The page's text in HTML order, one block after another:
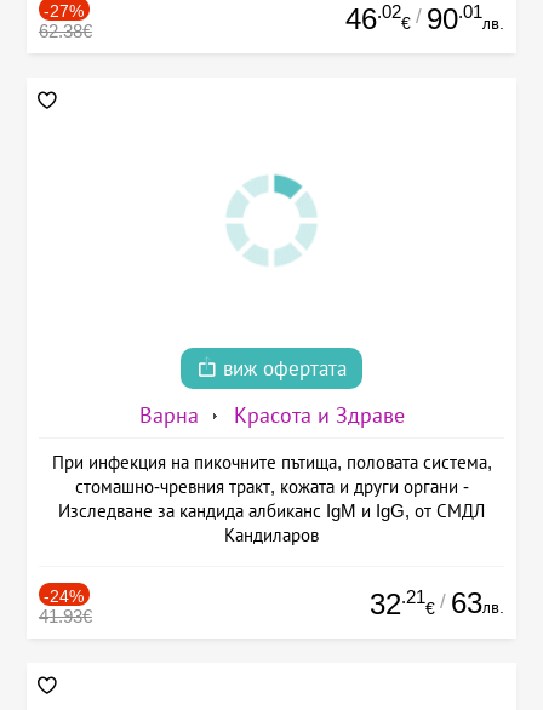
-27%
62.38€ 46.02
€ / 90.01
лв.
виж офертата
Варна Красота и Здраве
При инфекция на пикочните пътища, половата система,
стомашно-чревния тракт, кожата и други органи -
Изследване за кандида албиканс IgM и IgG, от СМДЛ
Кандиларов
-24%
41.93€ 32.21
€ / 63лв.